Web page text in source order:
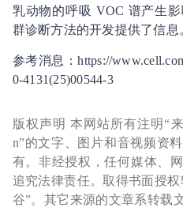
乳动物的呼吸 VOC 谱产生
群诊断方法的开发提供了信息
参考消息：https://
0-4131(25)00544-3
版权声明 本网站所有注明“
n”的文字、图片和音视频资
有。非经授权，任何媒体、
追究法律责任。取得书面授
谷”。其它来源的文章系转载